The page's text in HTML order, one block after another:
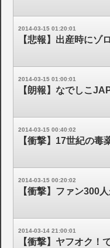
2014-03-15 01:20:01
【悲報】出産時にゾ
2014-03-15 01:00:01
【朗報】なでしこ
2014-03-15 00:40:02
【衝撃】17世紀の
2014-03-15 00:20:02
【衝撃】ファン300
2014-03-14 21:00:01
【衝撃】ヤフオク！